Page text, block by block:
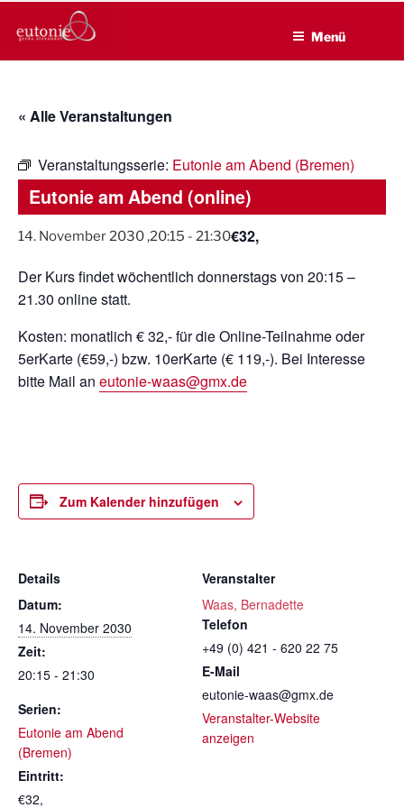
Inhalt
EUTONIE.DE
Lebensbalance durch körperliche Selbsterfahrung
Menü
« Alle Veranstaltungen
Veranstaltungsserie: Eutonie am Abend (Bremen)
Eutonie am Abend (online)
14. November 2030 ,20:15 - 21:30€32,
Der Kurs findet wöchentlich donnerstags von 20:15 –
21.30 online statt.
Kosten: monatlich € 32,- für die Online-Teilnahme oder
5erKarte (€59,-) bzw. 10erKarte (€ 119,-). Bei Interesse
bitte Mail an eutonie-waas@gmx.de
Zum Kalender hinzufügen
Details
Datum:
14. November 2030
Zeit:
20:15 - 21:30
Serien:
Eutonie am Abend
(Bremen)
Eintritt:
€32,
Veranstalter
Waas, Bernadette
Telefon
+49 (0) 421 - 620 22 75
E-Mail
eutonie-waas@gmx.de
Veranstalter-Website
anzeigen